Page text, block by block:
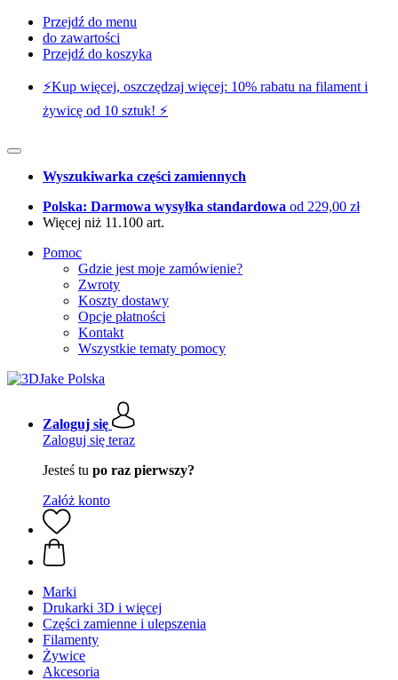
Przejdź do menu
do zawartości
Przejdź do koszyka
⚡️Kup więcej, oszczędzaj więcej: 10% rabatu na filament i
żywicę od 10 sztuk! ⚡️
Wyszukiwarka części zamiennych
Polska: Darmowa wysyłka standardowa od 229,00 zł
Więcej niż 11.100 art.
Pomoc
Gdzie jest moje zamówienie?
Zwroty
Koszty dostawy
Opcje płatności
Kontakt
Wszystkie tematy pomocy
Zaloguj się
Zaloguj się teraz
Jesteś tu po raz pierwszy?
Załóż konto
Marki
Drukarki 3D i więcej
Części zamienne i ulepszenia
Filamenty
Żywice
Akcesoria